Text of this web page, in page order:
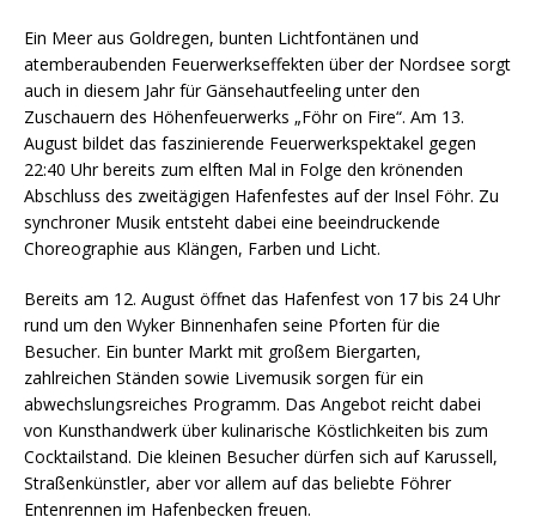
Ein Meer aus Goldregen, bunten Lichtfontänen und
atemberaubenden Feuerwerkseffekten über der Nordsee sorgt
auch in diesem Jahr für Gänsehautfeeling unter den
Zuschauern des Höhenfeuerwerks „Föhr on Fire“. Am 13.
August bildet das faszinierende Feuerwerkspektakel gegen
22:40 Uhr bereits zum elften Mal in Folge den krönenden
Abschluss des zweitägigen Hafenfestes auf der Insel Föhr. Zu
synchroner Musik entsteht dabei eine beeindruckende
Choreographie aus Klängen, Farben und Licht.
Bereits am 12. August öffnet das Hafenfest von 17 bis 24 Uhr
rund um den Wyker Binnenhafen seine Pforten für die
Besucher. Ein bunter Markt mit großem Biergarten,
zahlreichen Ständen sowie Livemusik sorgen für ein
abwechslungsreiches Programm. Das Angebot reicht dabei
von Kunsthandwerk über kulinarische Köstlichkeiten bis zum
Cocktailstand. Die kleinen Besucher dürfen sich auf Karussell,
Straßenkünstler, aber vor allem auf das beliebte Föhrer
Entenrennen im Hafenbecken freuen.